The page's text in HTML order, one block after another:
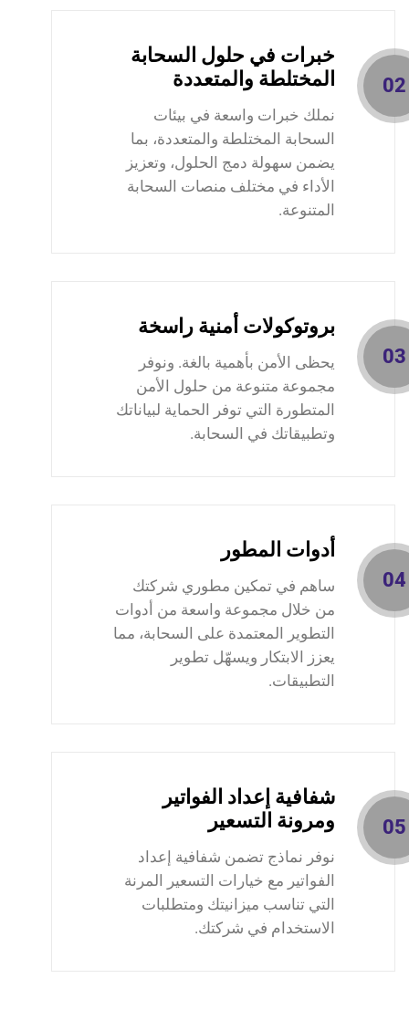
02
خبرات في حلول السحابة
المختلطة والمتعددة
نملك خبرات واسعة في بيئات
السحابة المختلطة والمتعددة، بما
يضمن سهولة دمج الحلول، وتعزيز
الأداء في مختلف منصات السحابة
المتنوعة.
03
بروتوكولات أمنية راسخة
يحظى الأمن بأهمية بالغة. ونوفر
مجموعة متنوعة من حلول الأمن
المتطورة التي توفر الحماية لبياناتك
وتطبيقاتك في السحابة.
04
أدوات المطور
ساهم في تمكين مطوري شركتك
من خلال مجموعة واسعة من أدوات
التطوير المعتمدة على السحابة، مما
يعزز الابتكار ويسهّل تطوير
التطبيقات.
05
شفافية إعداد الفواتير
ومرونة التسعير
نوفر نماذج تضمن شفافية إعداد
الفواتير مع خيارات التسعير المرنة
التي تناسب ميزانيتك ومتطلبات
الاستخدام في شركتك.